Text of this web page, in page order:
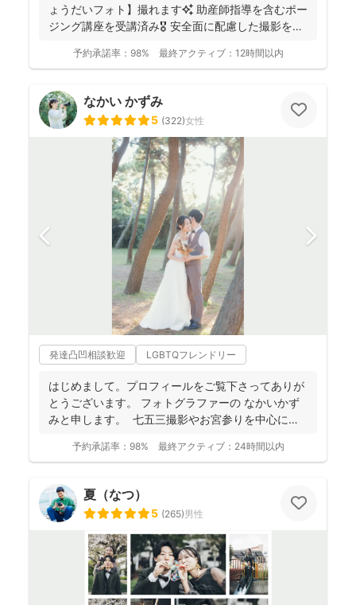
ょうだいフォト】撮れます✨ 助産師指導を含むポー
ジング講座を受講済み🎖️ 安全面に配慮した撮影を行
予約承諾率： 98% 最終アクティブ： 12時間以内
なかい かずみ
5 (322)女性
発達凸凹相談歓迎 LGBTQフレンドリー
はじめまして。プロフィールをご覧下さってありが
とうございます。 フォトグラファーの なかいかず
みと申します。 七五三撮影やお宮参りを中心に家
予約承諾率： 98% 最終アクティブ： 24時間以内
夏（なつ）
5 (265)男性